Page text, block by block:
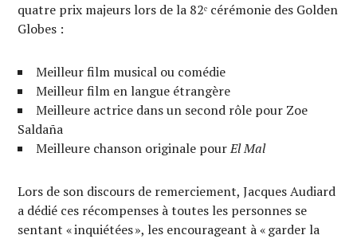
quatre prix majeurs lors de la 82ᵉ cérémonie des Golden
Globes :
Meilleur film musical ou comédie
Meilleur film en langue étrangère
Meilleure actrice dans un second rôle pour Zoe
Saldaña
Meilleure chanson originale pourEl Mal
Lors de son discours de remerciement, Jacques Audiard
a dédié ces récompenses à toutes les personnes se
sentant « inquiétées », les encourageant à « garder la